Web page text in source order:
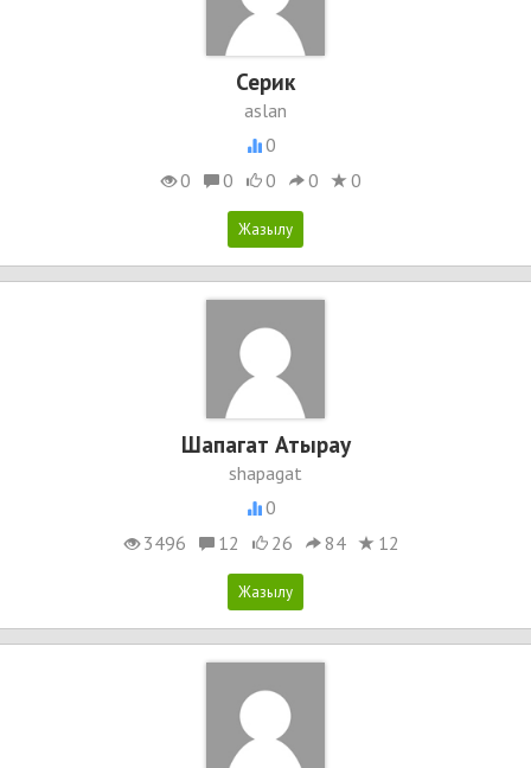
Серик
aslan
0
0
0 0 0 0
Шапагат Атырау
shapagat
0
3496
12 26 84 12